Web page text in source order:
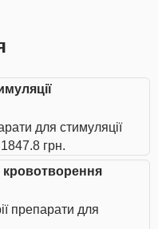
для стимуляції
грн.
кровотворення
препарати для